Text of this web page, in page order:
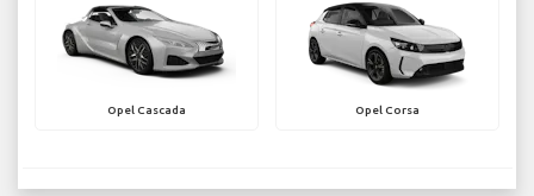
Opel Cascada Opel Corsa